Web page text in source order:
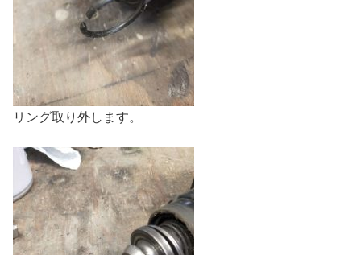
リング取り外します。